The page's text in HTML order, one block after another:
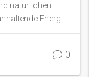
natürlichen
Energie
0